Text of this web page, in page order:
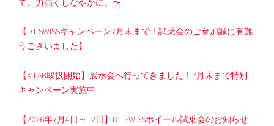
【DT SWISSキャンペーン7月末まで！試乗会のご参加誠に有難
うございました】
【X-LAB取扱開始】展示会へ行ってきました！7月末まで特別
キャンペーン実施中
【2026年7月4日～12日】DT SWISSホイール試乗会のお知らせ